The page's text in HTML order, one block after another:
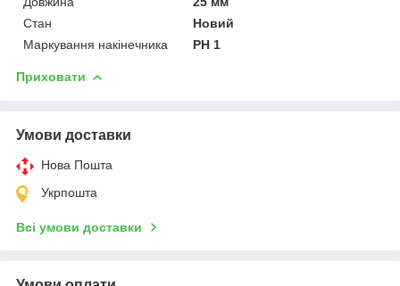
Стан
Новий
Маркування накінечника
PH 1
Приховати
Умови доставки
Нова Пошта
Укрпошта
Всі умови доставки